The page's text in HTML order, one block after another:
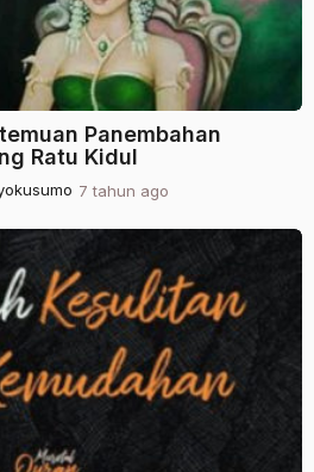
Panembahan
Ratu Kidul
7 tahun ago
a
u
n
a
o